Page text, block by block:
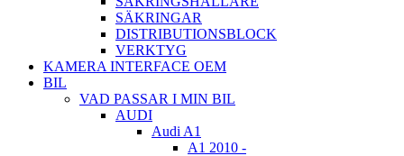
SÄKRINGAR
DISTRIBUTIONSBLOCK
VERKTYG
KAMERA INTERFACE OEM
BIL
VAD PASSAR I MIN BIL
AUDI
Audi A1
A1 2010 -